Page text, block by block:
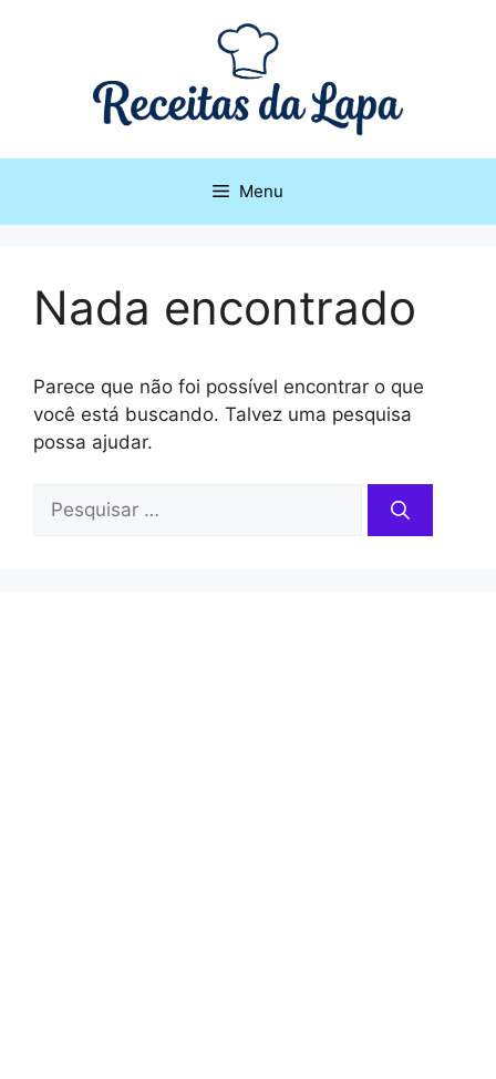
Menu
Nada encontrado
Parece que não foi possível encontrar o que
você está buscando. Talvez uma pesquisa
possa ajudar.
Pesquisar